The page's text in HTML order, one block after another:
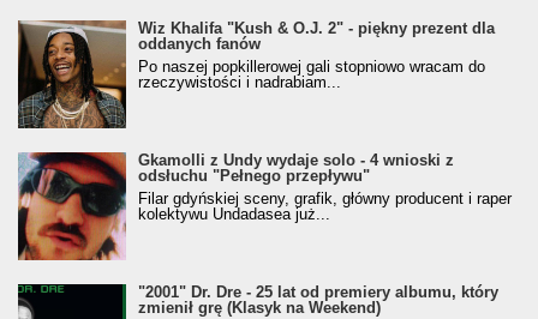
Wiz Khalifa "Kush & O.J. 2" - piękny prezent dla
oddanych fanów
Po naszej popkillerowej gali stopniowo wracam do
rzeczywistości i nadrabiam...
Gkamolli z Undy wydaje solo - 4 wnioski z
odsłuchu "Pełnego przepływu"
Filar gdyńskiej sceny, grafik, główny producent i raper
kolektywu Undadasea już...
"2001" Dr. Dre - 25 lat od premiery albumu, który
zmienił grę (Klasyk na Weekend)